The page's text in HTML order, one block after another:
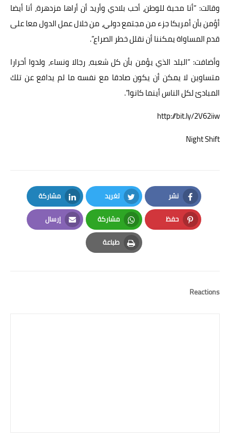
وقالت: “أنا محبة للوطن، أحب بلادي وأريد أن أراها مزدهرة، أنا أيضا
أؤمن بأن أمريكا جزء من مجتمع دولي، من خلال عمل الدول معا على
قدم المساواة يمكننا أن نقلل خطر الصراع”.
وأضافت: “البلد الذي يؤمن بأن كل شعبه، رجالا ونساء، ولدوا أحرارا
متساوين لا يمكن أن يكون صادقا مع نفسه ما لم يدافع عن تلك
المبادئ لكل الناس أينما كانوا”.
http://bit.ly/2V62iiw
Night Shift
نشر
Facebook
تغريد
Twitter
مشاركة
LinkedIn
حفظ
Pinterest
مشاركة
Whatsapp
إرسال
Email
طباعة
Print
Reactions